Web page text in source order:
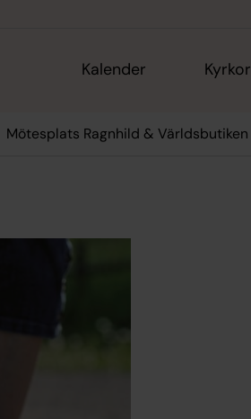
Kalender Kyrkor
Mötesplats Ragnhild & Världsbutiken